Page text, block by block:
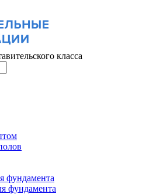
класса
фундамента
фундамента